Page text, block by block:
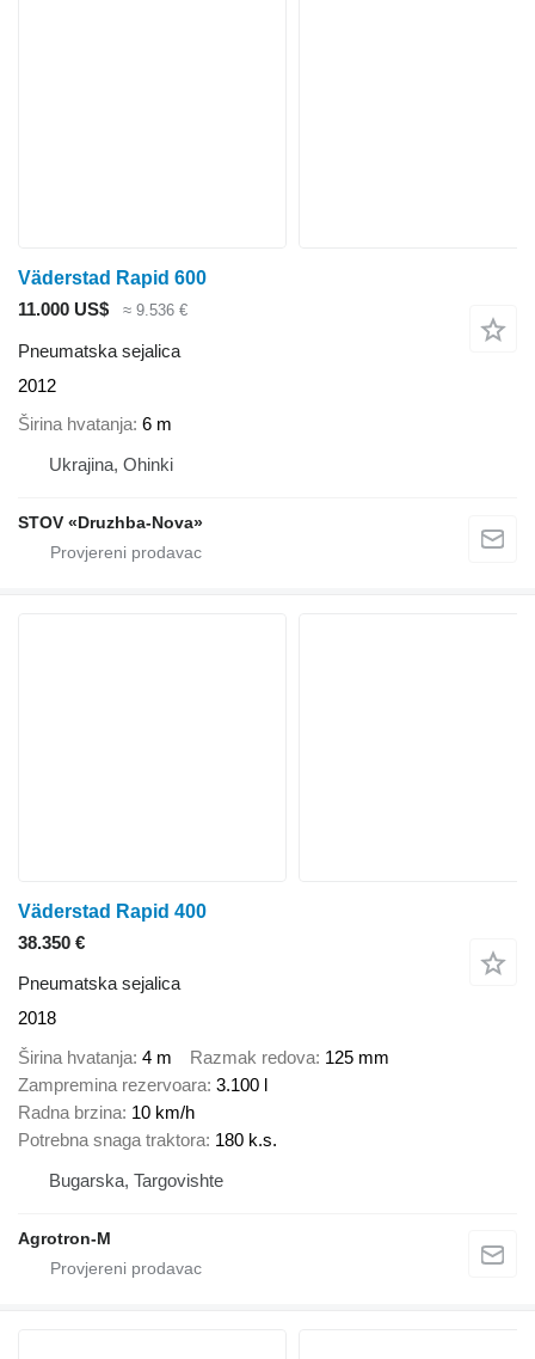
Väderstad Rapid 600
11.000 US$
≈ 9.536 €
Pneumatska sejalica
2012
Širina hvatanja 6 m
Ukrajina, Ohinki
STOV «Druzhba-Nova»
Väderstad Rapid 400
38.350 €
Pneumatska sejalica
2018
Širina hvatanja 4 m Razmak redova 125 mm
Zampremina rezervoara 3.100 l
Radna brzina 10 km/h
Potrebna snaga traktora 180 k.s.
Bugarska, Targovishte
Agrotron-M